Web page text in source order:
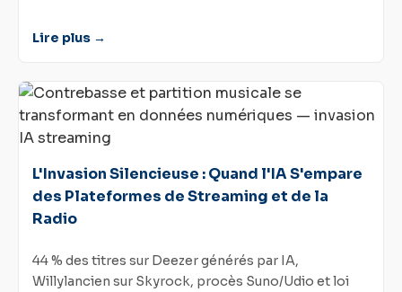
Lire plus →
L'Invasion Silencieuse : Quand l'IA S'empare
des Plateformes de Streaming et de la
Radio
44 % des titres sur Deezer générés par IA,
Willylancien sur Skyrock, procès Suno/Udio et loi